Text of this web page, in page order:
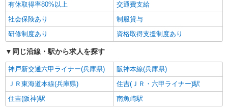
有休取得率80%以上
交通費支給
社会保険あり
制服貸与
研修制度あり
資格取得支援制度あり
同じ沿線・駅から求人を探す
神戸新交通六甲ライナー(兵庫県)
阪神本線(兵庫県)
ＪＲ東海道本線(兵庫県)
住吉(ＪＲ・六甲ライナー)駅
住吉(阪神)駅
南魚崎駅